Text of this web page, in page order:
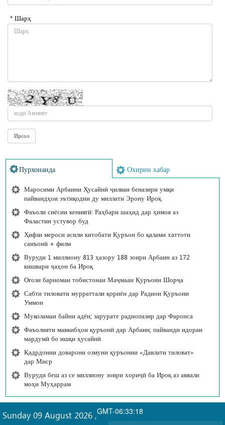
* Шарҳ
Пурхонанда Охирин хабар
Маросими Арбаини Ҳусайнӣ ҷилваи беназири умқи
пайвандҳои эътиқодии ду миллати Эрону Ироқ
Фаъоли сиёсии кениягӣ: Раҳбари шаҳид дар ҳимоя аз
Фаластин устувор буд
Ҳифзи мероси асили китобати Қуръон бо қалами хаттоти
санъонӣ + филм
Вуруди 1 миллиону 813 ҳазору 188 зоири Арбаин аз 172
кишвари ҷаҳон ба Ироқ
Оғози барномаи тобистонаи Маҷмааи Қуръони Шорҷа
Сабти тиловати мурраттали қориён дар Радиои Қуръони
Уммон
Муколамаи байни адён; зарурате раднопазир дар Фаронса
Фаъолияти мавкибҳои қуръонӣ дар Арбаин; пайванди идораи
мардумӣ бо ишқи ҳусайнӣ
Қадрдонии доварони озмуни қуръонии «Давлати тиловат»
дар Миср
Вуруди беш аз се миллиону зоири хориҷӣ ба Ироқ аз аввали
моҳи Муҳаррам
GMT-06:33:18
Sunday 09 August 2026 ,